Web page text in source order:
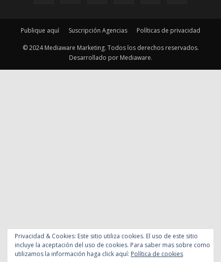
Publique aquí Suscripción Agencias Políticas de privacidad
© 2024 Mediaware Marketing. Todos los derechos reservados.
Desarrollado por Mediaware.
Privacidad & Cookies: Este sitio utiliza cookies. El uso de este sitio
incluye la aceptación del uso de cookies. Para saber mas sobre como
utilizamos la información haga click aquí: Política de cookies